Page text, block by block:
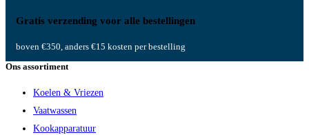
Gratis verzending voor alle bestellingen
boven €350, anders €15 kosten per bestelling
Ons assortiment
Koelen & Vriezen
Vaatwassen
Kookapparatuur